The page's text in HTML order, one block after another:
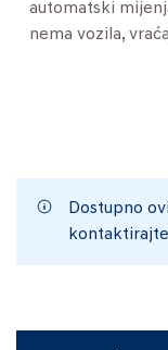
automatski
nema vozila,
Dostupno